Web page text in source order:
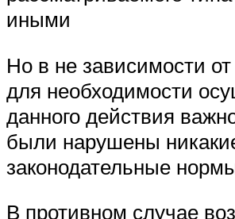
иными
Но в не зависимости
для необходимости
данного действия
были нарушены
законодательные
В противном случае